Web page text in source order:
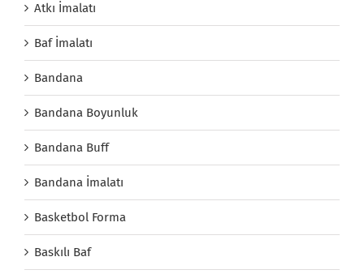
Atkı İmalatı
Baf İmalatı
Bandana
Bandana Boyunluk
Bandana Buff
Bandana İmalatı
Basketbol Forma
Baskılı Baf